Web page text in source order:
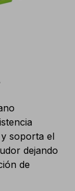
soporta el
dejando
de